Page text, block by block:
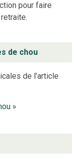
pour faire
de chou
de l’article
»